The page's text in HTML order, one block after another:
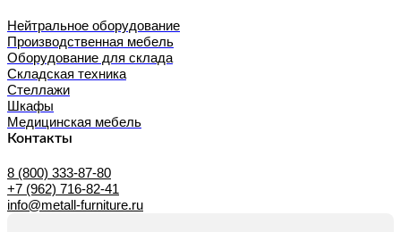
Нейтральное оборудование
Производственная мебель
Оборудование для склада
Складская техника
Стеллажи
Шкафы
Медицинская мебель
Контакты
8 (800) 333-87-80
+7 (962) 716-82-41
info@metall-furniture.ru